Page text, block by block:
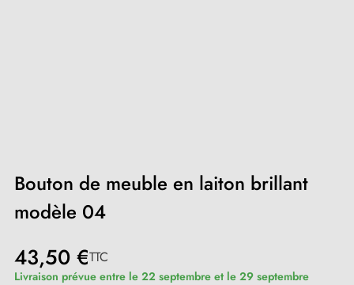
Bouton de meuble en laiton brillant
modèle 04
43,50 €TTC
Livraison prévue entre le 22 septembre et le 29 septembre